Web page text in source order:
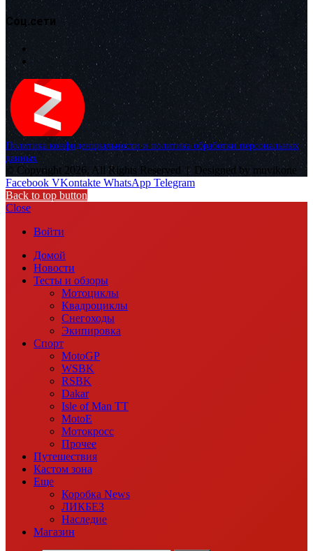
Соц.сети
Политика конфиденциальности и политика обработки персональных
данных
© Copyright 2026, All Rights Reserved | Designed by muvikone
Facebook VKontakte WhatsApp Telegram
Back to top button
Close
Войти
Домой
Новости
Тесты и обзоры
Мотоциклы
Квадроциклы
Снегоходы
Экипировка
Спорт
MotoGP
WSBK
RSBK
Dakar
Isle of Man TT
MotoE
Мотокросс
Прочее
Путешествия
Кастом зона
Еще
Коробка News
ЛИКБЕЗ
Наследие
Магазин